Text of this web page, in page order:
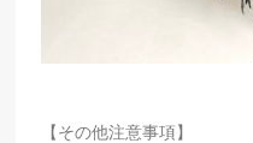
【その他注意事項】